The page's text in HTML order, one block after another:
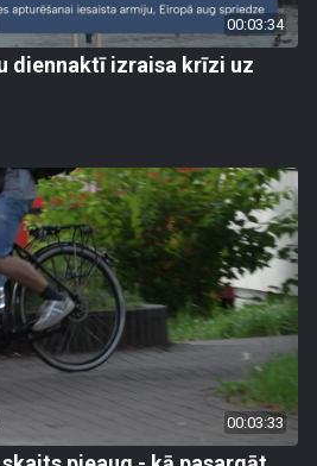
00:03:34
diennaktī izraisa krīzi uz
00:03:33